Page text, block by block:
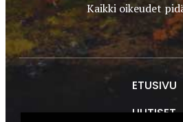
Kaikki oikeudet
ETUSIVU
UUTISET